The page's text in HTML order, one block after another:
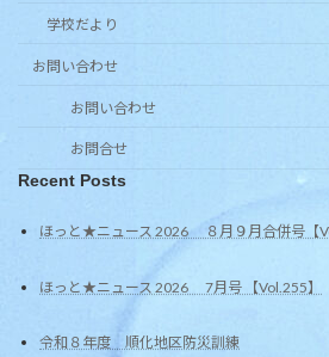
学校だより
お問い合わせ
お問い合わせ
お問合せ
Recent Posts
ほっと★ニュース 2026 ８月９月合併号【
ほっと★ニュース 2026 7月号 【Vol.255】
令和８年度 順化地区防災訓練